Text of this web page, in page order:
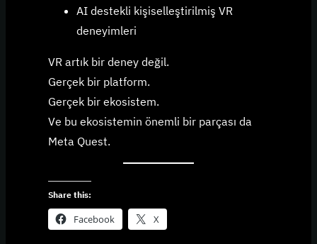
AI destekli kişiselleştirilmiş VR
deneyimleri
VR artık bir deney değil.
Gerçek bir platform.
Gerçek bir ekosistem.
Ve bu ekosistemin önemli bir parçası da
Meta Quest.
Share this:
Facebook X